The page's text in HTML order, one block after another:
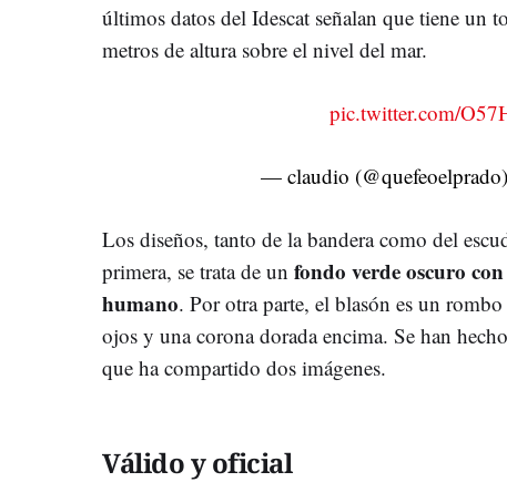
últimos datos del Idescat señalan que tiene un
metros de altura sobre el nivel del mar.
pic.twitter.com/
— claudio
Los diseños, tanto de la bandera como del
primera, se trata de un fondo verde oscuro
humano. Por otra parte, el blasón es un
ojos y una corona dorada encima. Se han
que ha compartido dos imágenes.
Válido y oficial